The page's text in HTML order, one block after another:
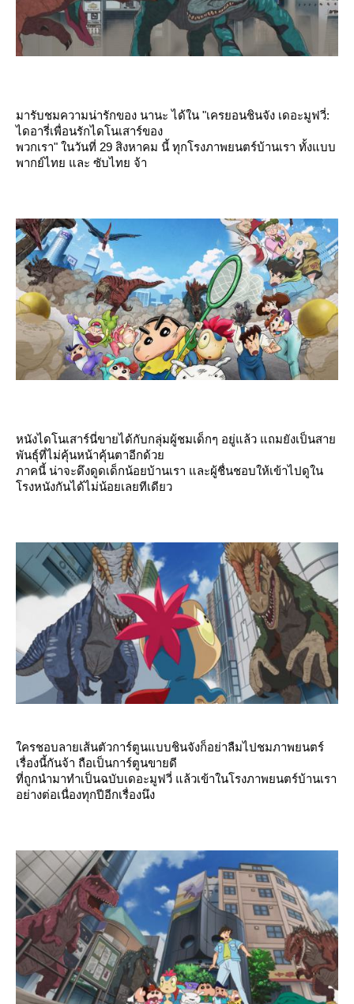
มารับชมความน่ารักของ นานะ ได้ใน "เครยอนชินจัง เดอะมูฟวี่:
ไดอารี่เพื่อนรักไดโนเสาร์ของ
พวกเรา" ในวันที่ 29 สิงหาคม นี้ ทุกโรงภาพยนตร์บ้านเรา ทั้งแบบ
พากย์ไทย และ ซับไทย จ้า
หนังไดโนเสาร์นี่ขายได้กับกลุ่มผู้ชมเด็กๆ อยู่แล้ว แถมยังเป็นสา
พันธุ์ที่ไม่คุ้นหน้าคุ้นตาอีกด้ว
ภาคนี้ น่าจะดึงดูดเด็กน้อยบ้านเรา และผู้ชื่นชอบให้เข้าไปดูใน
รงหนังกันได้ไม่น้อยเลยทีเดียว
ครชอบลายเส้นตัวการ์ตูนแบบชินจังก็อย่าลืมไปชมภาพยนตร์
เรื่องนี้กันจ้า ถือเป็นการ์ตูนขายดี
ที่ถูกนำมาทำเป็นฉบับเดอะมูฟวี่ แล้วเข้าในโรงภาพยนตร์บ้านเรา
อย่างต่อเนื่องทุกปีอีกเรื่องนึง